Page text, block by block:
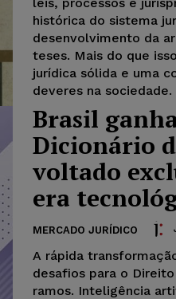
histórica do sistema
desenvolvimento da
teses. Mais do que
jurídica sólida e uma
deveres na sociedade.
Brasil
Dicionário
voltado
era
MERCADO JURÍDICO
A rápida
desafios para o
ramos. Inteligência